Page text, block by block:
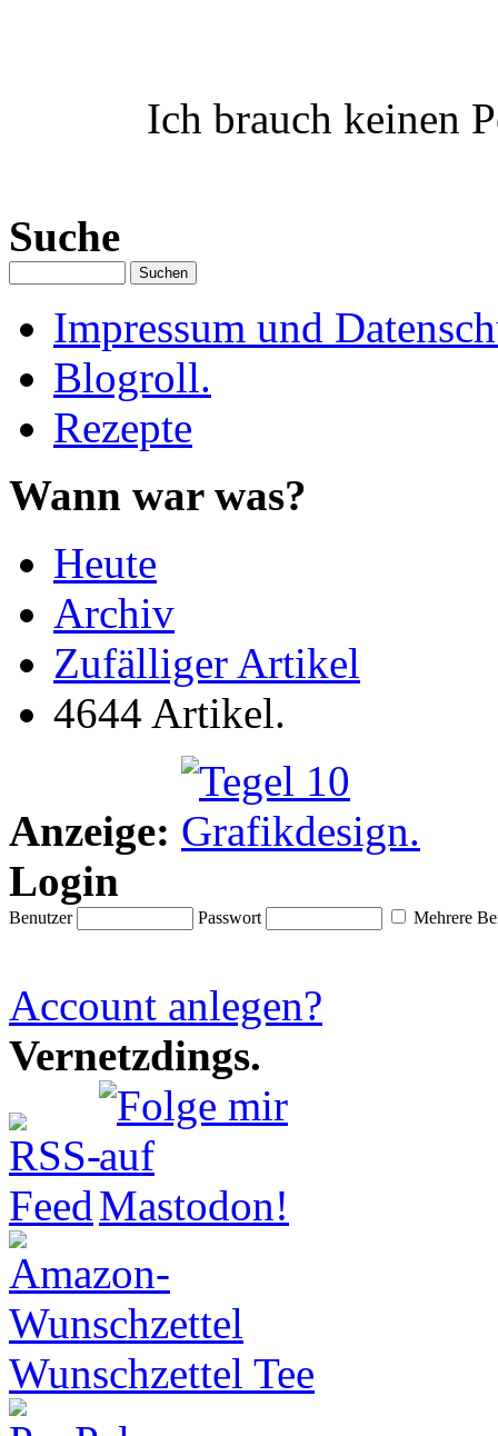
Ich brauch keinen
Suche
Impressum und
Blogroll.
Rezepte
Wann war was?
Heute
Archiv
Zufälliger Artikel
4644 Artikel.
Anzeige:
Login
Benutzer Passwort Mehrere
Account anlegen?
Vernetzdings.
Wunschzettel Tee